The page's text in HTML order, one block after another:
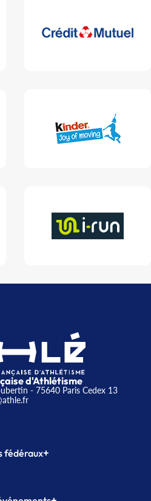
d'Athlétisme
- 75640 Paris Cedex 13
fédéraux+